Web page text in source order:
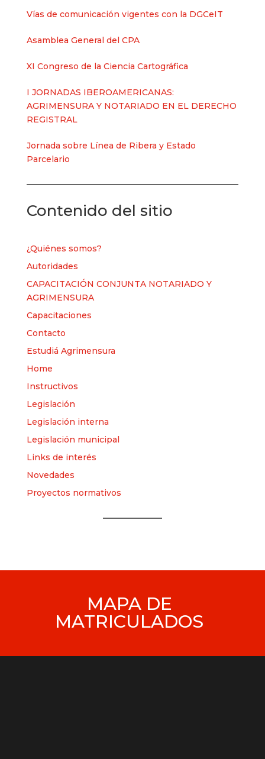
Vías de comunicación vigentes con la DGCeIT
Asamblea General del CPA
XI Congreso de la Ciencia Cartográfica
I JORNADAS IBEROAMERICANAS:
AGRIMENSURA Y NOTARIADO EN EL DERECHO
REGISTRAL
Jornada sobre Línea de Ribera y Estado
Parcelario
Contenido del sitio
¿Quiénes somos?
Autoridades
CAPACITACIÓN CONJUNTA NOTARIADO Y
AGRIMENSURA
Capacitaciones
Contacto
Estudiá Agrimensura
Home
Instructivos
Legislación
Legislación interna
Legislación municipal
Links de interés
Novedades
Proyectos normativos
MAPA DE
MATRICULADOS